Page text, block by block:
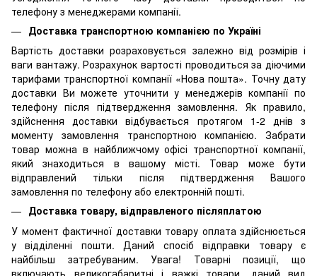
телефону з менеджерами компанії.
Доставка транспортною компанією по Україні
Вартість доставки розраховується залежно від розмірів і
ваги вантажу. Розрахунок вартості проводиться за діючими
тарифами транспортної компанії «Нова пошта». Точну дату
доставки Ви можете уточнити у менеджерів компанії по
телефону після підтвердження замовлення. Як правило,
здійснення доставки відбувається протягом 1-2 днів з
моменту замовлення транспортною компанією. Забрати
товар можна в найближчому офісі транспортної компанії,
який знаходиться в вашому місті. Товар може бути
відправлений тільки після підтвердження Вашого
замовлення по телефону або електронній пошті.
Доставка товару, відправленого післяплатою
У момент фактичної доставки товару оплата здійснюється
у відділенні пошти. Даний спосіб відправки товару є
найбільш затребуваним. Увага! Товарні позиції, що
включають великогабаритні і важкі товари, даний вид